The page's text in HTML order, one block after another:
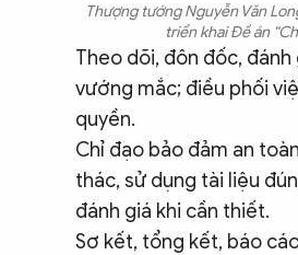
Thượng tướng Nguyễn Văn
triển khai Đề án
Theo dõi, đôn đốc,
vướng mắc; điều phối
quyền.
Chỉ đạo bảo đảm an
thác, sử dụng tài liệu
đánh giá khi cần thiết.
Sơ kết, tổng kết, báo